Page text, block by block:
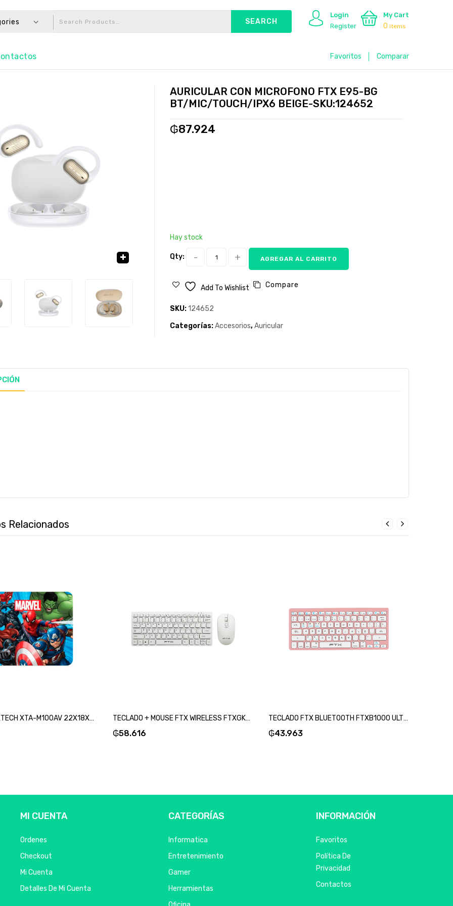
Login
Register
My Cart
0 items
Favoritos Comparar
AURICULAR CON MICROFONO FTX E95-BG
BT/MIC/TOUCH/IPX6 BEIGE-SKU:124652
₲87.924
Hay stock
Qty: AGREGAR AL CARRITO
Add To Wishlist Compare
SKU:124652
Categorías:Accesorios,Auricular
Relacionados
MOUSE PAD XTECH XTA-M100AV 22X18X0.2CM AVENGERS-SKU:94146 TECLADO + MOUSE FTX WIRELESS FTXGK03 POR/BLANCO-SKU:99608
₲58.616
TECLADO FTX BLUETOOTH FTXB1000 ULTRA SLIM ESP/ROSA-SKU:99530
₲43.963
MI CUENTA
Ordenes
Checkout
Mi Cuenta
Detalles De Mi Cuenta
CATEGORÍAS
Informatica
Entretenimiento
Gamer
Herramientas
INFORMACIÓN
Favoritos
Política De
Privacidad
Contactos